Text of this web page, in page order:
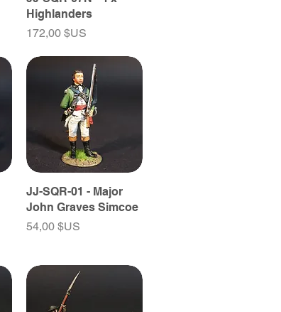
Highlanders
Prix
172,00 $US
JJ-SQR-01 - Major
John Graves Simcoe
Prix
54,00 $US